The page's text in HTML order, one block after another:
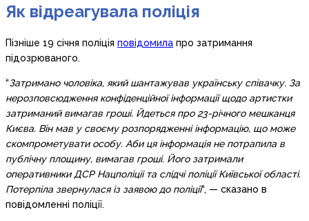
Як відреагувала поліція
Пізніше 19 січня поліція повідомила про затримання
підозрюваного.
“Затримано чоловіка, який шантажував українську співачку. За
нерозповсюдження конфіденційної інформації щодо артистки
затриманий вимагав гроші. Йдеться про 23-річного мешканця
Києва. Він мав у своєму розпорядженні інформацію, що може
скомпрометувати особу. Аби ця інформація не потрапила в
публічну площину, вимагав гроші. Його затримали
оперативники ДСР Нацполіціі та слідчі поліції Київської області.
Потерпіла звернулася із заявою до поліції“, — сказано в
повідомленні поліції.